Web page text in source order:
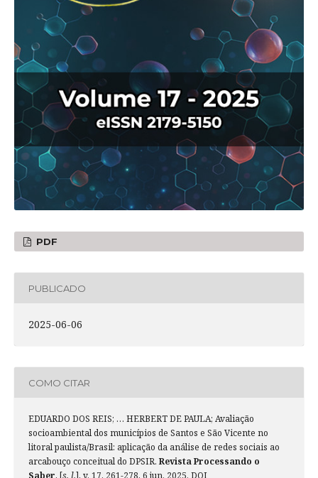
PDF
PUBLICADO
2025-06-06
COMO CITAR
EDUARDO DOS REIS; … HERBERT DE PAULA; Avaliação
socioambiental dos municípios de Santos e São Vicente no
litoral paulista/Brasil: aplicação da análise de redes sociais ao
arcabouço conceitual do DPSIR. Revista Processando o
Saber, [s. l.], v. 17, 261-278, 6 jun. 2025. DOI